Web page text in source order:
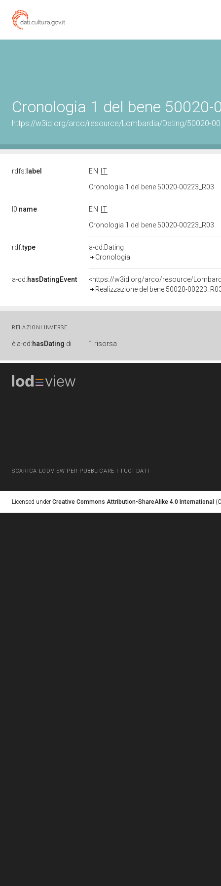
Cronologia 1 del bene 50020-
https://w3id.org/arco/resource/Lombardia/Dating/50020-
rdfs: label EN
IT
Cronologia 1 del bene 50020-00223_R03
l0:name EN
IT
Cronologia 1 del bene 50020-00223_R03
rdf:type
a-cd:Dating
Cronologia
a-cd:hasDatingEvent
<https://w3id.org/arco/resource/
Realizzazione del bene 50020-
RELAZIONI INVERSE
è a-cd:hasDating di 1 risorsa
SCARICA LODVIEW PER PUBBLICARE I TUOI DATI
Licensed under Creative Commons Attribution-ShareAlike 4.0 International